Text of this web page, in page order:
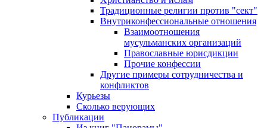
Традиционные религии против "сект"
Внутриконфессиональные отношения
Взаимоотношения
мусульманских организаций
Православные юрисдикции
Прочие конфессии
Другие примеры сотрудничества и
конфликтов
Курьезы
Сколько верующих
Публикации